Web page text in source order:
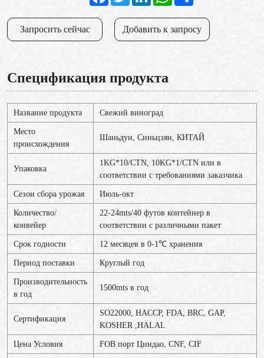
Запросить сейчас Добавить к запросу
Спецификация продукта
Название продукта Свежий виноград
Место
происхождения
Шаньдун, Синьцзян, КИТАЙ
Упаковка
1KG*10/CTN, 10KG*1/CTN или в
соответствии с требованиями заказчика
Сезон сбора урожая Июль-окт
Количество/
конвейер
22-24mts/40 футов контейнер в
соответствии с различными пакет
Срок годности 12 месяцев в 0-1℃ хранения
Период поставки Круглый год
Производительность
в год
1500mts в год
Сертификация
SO22000, HACCP, FDA, BRC, GAP,
KOSHER ,HALAL
Цена Условия FOB порт Циндао, CNF, CIF